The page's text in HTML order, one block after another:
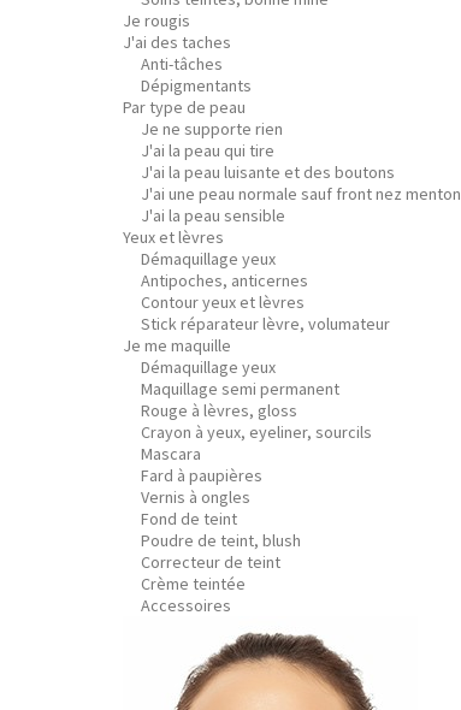
Je rougis
J'ai des taches
Anti-tâches
Dépigmentants
Par type de peau
Je ne supporte rien
J'ai la peau qui tire
J'ai la peau luisante et des boutons
J'ai une peau normale sauf front nez menton
J'ai la peau sensible
Yeux et lèvres
Démaquillage yeux
Antipoches, anticernes
Contour yeux et lèvres
Stick réparateur lèvre, volumateur
Je me maquille
Démaquillage yeux
Maquillage semi permanent
Rouge à lèvres, gloss
Crayon à yeux, eyeliner, sourcils
Mascara
Fard à paupières
Vernis à ongles
Fond de teint
Poudre de teint, blush
Correcteur de teint
Crème teintée
Accessoires